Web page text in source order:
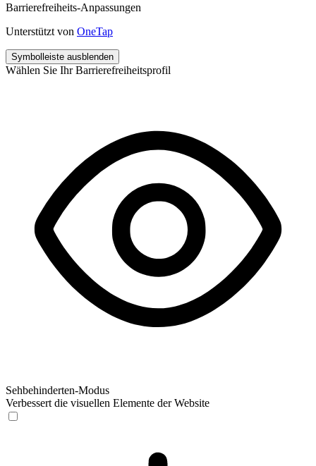
Barrierefreiheits-Anpassungen
Unterstützt von OneTap
Symbolleiste ausblenden
Wählen Sie Ihr Barrierefreiheitsprofil
Sehbehinderten-Modus
Verbessert die visuellen Elemente der Website